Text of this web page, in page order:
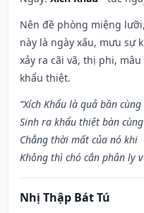
Nên đề phòng miệng
này là ngày xấu, mưu sự
xảy ra cãi vã, thị phi,
khẩu thiệt.
“Xích Khẩu là quả bần cùng
Sinh ra khẩu thiệt bàn
Chẳng thời mất của nó khi
Không thì chó cắn phân ly
Nhị Thập Bát Tú